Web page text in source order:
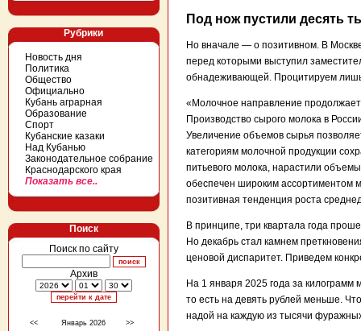
Рубрики
Новость дня
Политика
Общество
Официально
Кубань аграрная
Образование
Спорт
Кубанские казаки
Над Кубанью
Законодательное собрание
Краснодарского края
Показать все..
Поиск
Поиск по сайту
Архив
<< Январь 2026
>>
Под нож пустили десять
Но вначале — о позитивном. В
перед которыми выступил
обнадеживающей. Процитируем
«Молочное направление
Производство сырого молока в
Увеличение объемов сырья
категориям молочной продукции
питьевого молока, нарастили
обеспечен широким ассортиментом
позитивная тенденция роста
В принципе, три квартала года
Но декабрь стал камнем
ценовой диспаритет. Приведем
На 1 января 2025 года за
то есть на девять рублей меньше.
надой на каждую из тысячи